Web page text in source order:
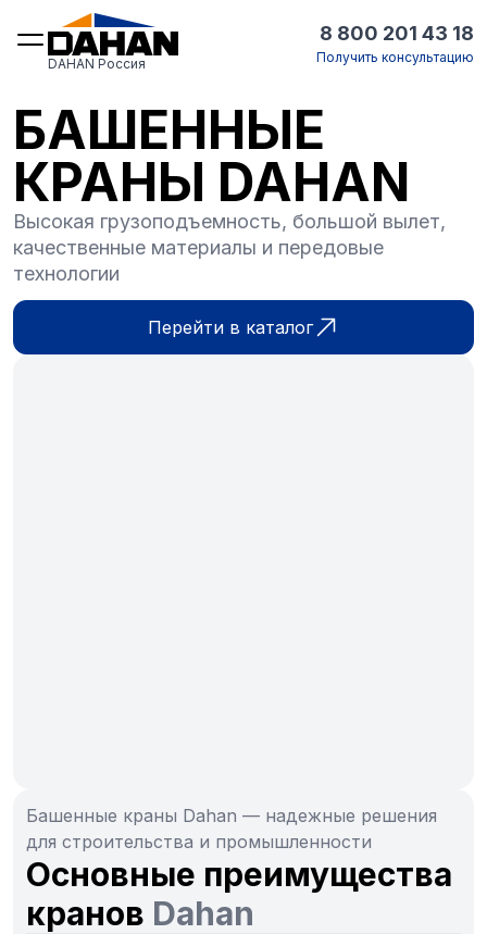
DAHAN Россия
8 800 201 43 18
Получить консультацию
БАШЕННЫЕ
КРАНЫ DAHAN
Высокая грузоподъемность, большой вылет,
качественные материалы и передовые
технологии
Перейти в каталог
Башенные краны Dahan — надежные решения
для строительства и промышленности
Основные преимущества
кранов Dahan